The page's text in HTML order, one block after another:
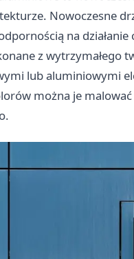
Nowoczesne
na
z
lub aluminiowymi
można je